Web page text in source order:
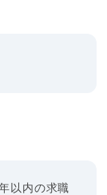
以内の求職